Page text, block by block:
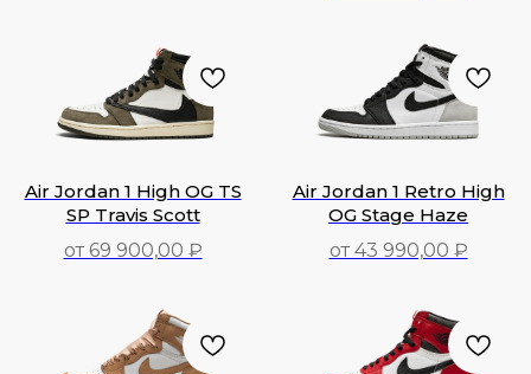
Air Jordan 1 High OG TS
SP Travis Scott
от 69 900,00 ₽
Air Jordan 1 Retro High
OG Stage Haze
от 43 990,00 ₽